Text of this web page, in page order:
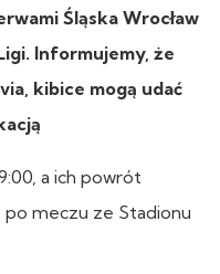
Śląska Wrocław
Informujemy, że
kibice mogą udać
a ich powrót
meczu ze Stadionu